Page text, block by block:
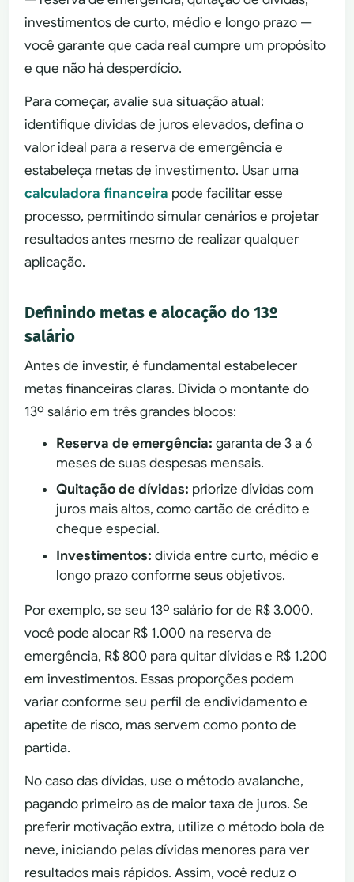
investimentos de curto, médio e longo prazo —
você garante que cada real cumpre um propósito
e que não há desperdício.
Para começar, avalie sua situação atual:
identifique dívidas de juros elevados, defina o
valor ideal para a reserva de emergência e
estabeleça metas de investimento. Usar uma
calculadora financeira pode facilitar esse
processo, permitindo simular cenários e projetar
resultados antes mesmo de realizar qualquer
aplicação.
Definindo metas e alocação do 13º
salário
Antes de investir, é fundamental estabelecer
metas financeiras claras. Divida o montante do
13º salário em três grandes blocos:
Reserva de emergência: garanta de 3 a 6
meses de suas despesas mensais.
Quitação de dívidas: priorize dívidas com
juros mais altos, como cartão de crédito e
cheque especial.
Investimentos: divida entre curto, médio e
longo prazo conforme seus objetivos.
Por exemplo, se seu 13º salário for de R$ 3.000,
você pode alocar R$ 1.000 na reserva de
emergência, R$ 800 para quitar dívidas e R$ 1.200
em investimentos. Essas proporções podem
variar conforme seu perfil de endividamento e
apetite de risco, mas servem como ponto de
partida.
No caso das dívidas, use o método avalanche,
pagando primeiro as de maior taxa de juros. Se
preferir motivação extra, utilize o método bola de
neve, iniciando pelas dívidas menores para ver
resultados mais rápidos. Assim, você reduz o